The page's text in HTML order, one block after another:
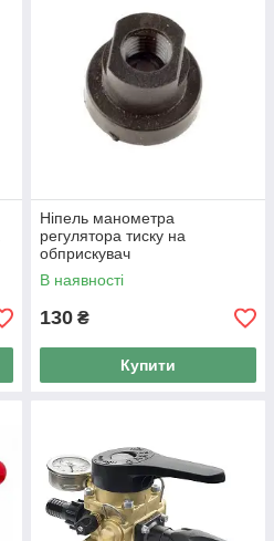
Ніпель манометра
регулятора тиску на
обприскувач
В наявності
130 ₴
Купити